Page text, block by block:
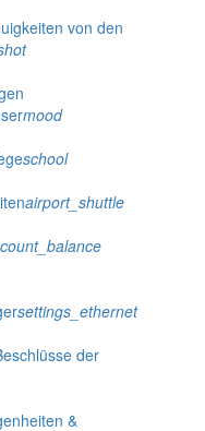
von den
mood
school
airport_shuttle
settings_ethernet
der
&